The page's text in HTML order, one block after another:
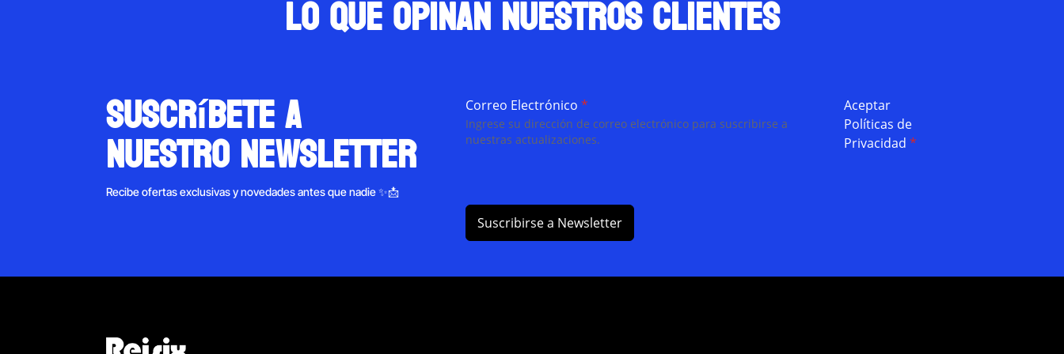
Lo que opinan nuestros clientes
suscríbete a
nuestro newsletter
Recibe ofertas exclusivas y novedades antes que nadie ✨📩
Correo Electrónico*
Ingrese su dirección de correo electrónico para suscribirse a
nuestras actualizaciones.
Aceptar
Políticas de
Privacidad*
Suscribirse a Newsletter